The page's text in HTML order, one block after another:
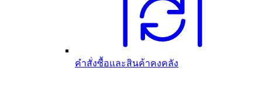
คำสั่งซื้อและสินค้าคงคลัง